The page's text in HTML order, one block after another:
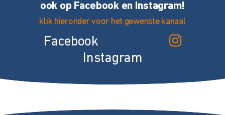
ook op Facebook en Instagram!
klik hieronder voor het gewenste kanaal
Facebook
Instagram